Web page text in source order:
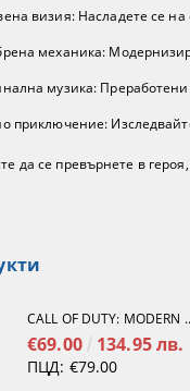
визия: Насладете се на
механика:
музика:
приключение:
да се превърнете в
CALL OF
€69.00 134.95 лв.
ПЦД: €79.00